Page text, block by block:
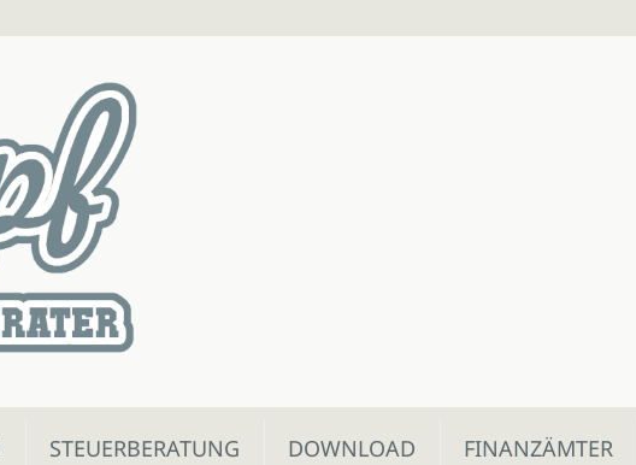
STEUERBERATUNG DOWNLOAD FINANZÄMTER